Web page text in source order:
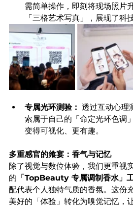
需简单操作，即刻将现场照片
「三格艺术写真」，展现了科
专属光环测验： 透过互动心理
索属于自己的「命定光环色调
变得可视化、更有趣。
多重感官的飨宴：香气与记忆
除了视觉与数位体验，我们更重视
的 「TopBeauty 专属调制香水」
配代表个人独特气质的香氛。这份
美好的「体验」转化为嗅觉记忆，